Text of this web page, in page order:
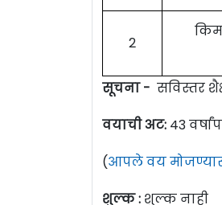
2
सूचना - सविस्तर
वयाची अट: 43
(आपले वय
शुल्क : शुल्क नाही